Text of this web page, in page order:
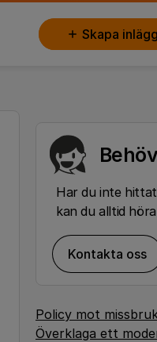
Skapa inlägg
Har du inte
kan du alltid
Kontakta oss
Policy mot
Överklaga ett